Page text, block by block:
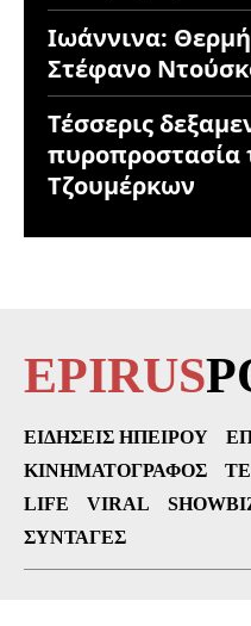
Ιωάννινα:
Στέφανο
Τέσσερις
πυροπροστασία
Τζουμέρκων
EPIRUS
ΕΙΔΉΣΕΙΣ ΗΠΕΊΡΟΥ
ΚΙΝΗΜΑΤΟΓΡΆΦΟΣ
LIFE
VIRAL
ΣΥΝΤΑΓΈΣ